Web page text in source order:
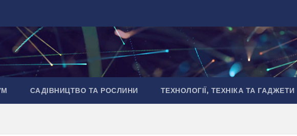
САДІВНИЦТВО ТА РОСЛИНИ ТЕХНОЛОГІЇ, ТЕХНІКА ТА ГАДЖЕТИ